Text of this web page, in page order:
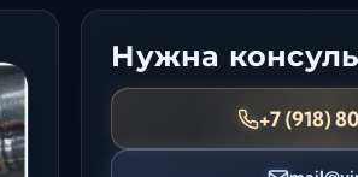
Нужна
+7 (918)